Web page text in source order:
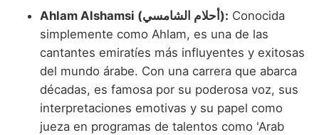
Ahlam Alshamsi (أحلام الشامسي): Conocida
simplemente como Ahlam, es una de las
cantantes emiratíes más influyentes y exitosas
del mundo árabe. Con una carrera que abarca
décadas, es famosa por su poderosa voz, sus
interpretaciones emotivas y su papel como
jueza en programas de talentos como 'Arab